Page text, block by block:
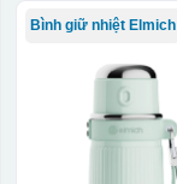
Bình giữ nhiệt Elmich